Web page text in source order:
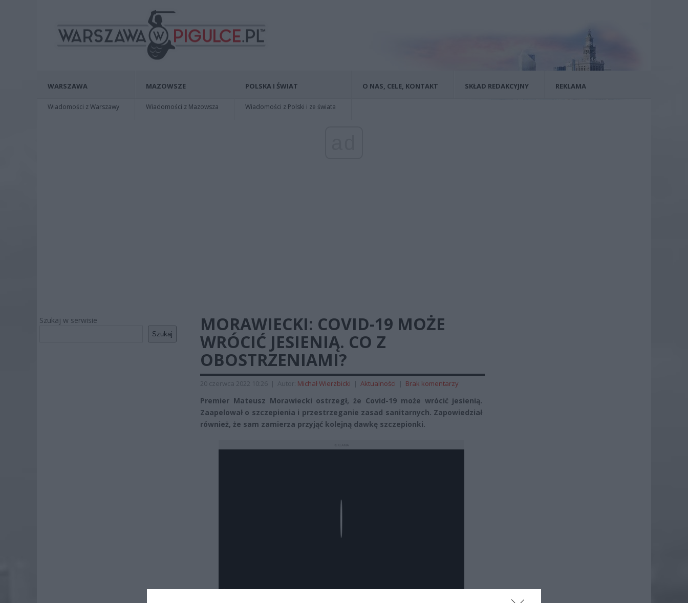
WARSZAWA
Wiadomości z Warszawy
MAZOWSZE
Wiadomości z Mazowsza
POLSKA I ŚWIAT
Wiadomości z Polski i ze świata
O NAS, CELE, KONTAKT SKŁAD REDAKCYJNY REKLAMA
Szukaj w serwisie
Szukaj
MORAWIECKI: COVID-19 MOŻE
WRÓCIĆ JESIENIĄ. CO Z
OBOSTRZENIAMI?
20 czerwca 2022 10:26 | Autor: Michał Wierzbicki | Aktualności | Brak komentarzy
Premier Mateusz Morawiecki ostrzegł, że Covid-19 może wrócić jesienią.
Zaapelował o szczepienia i przestrzeganie zasad sanitarnych. Zapowiedział
również, że sam zamierza przyjąć kolejną dawkę szczepionki.